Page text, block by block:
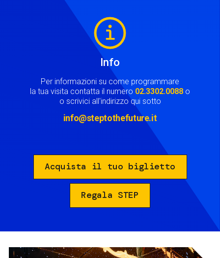
Info
Per informazioni su come programmare
la tua visita contatta il numero 02.3302.0088 o
o scrivici all'indirizzo qui sotto
info@steptothefuture.it
Acquista il tuo biglietto
Regala STEP